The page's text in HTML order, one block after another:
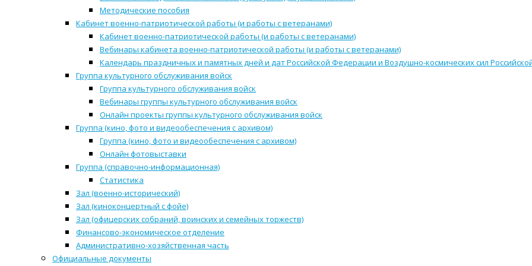
Методические пособия
Кабинет военно-патриотической работы (и работы с ветеранами)
Кабинет военно-патриотической работы (и работы с ветеранами)
Вебинары кабинета военно-патриотической работы (и работы с ветеранами)
Календарь праздничных и памятных дней и дат Российской Федерации и Воздушно-космических сил
Группа культурного обслуживания войск
Группа культурного обслуживания войск
Вебинары группы культурного обслуживания войск
Онлайн проекты группы культурного обслуживания войск
Группа (кино, фото и видеообеспечения с архивом)
Группа (кино, фото и видеообеспечения с архивом)
Онлайн фотовыставки
Группа (справочно-информационная)
Статистика
Зал (военно-исторический)
Зал (киноконцертный с фойе)
Зал (офицерских собраний, воинских и семейных торжеств)
Финансово-экономическое отделение
Административно-хозяйственная часть
Официальные документы